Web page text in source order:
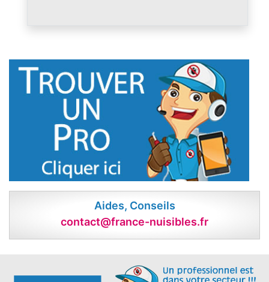
Aides, Conseils
contact@france-nuisibles.fr